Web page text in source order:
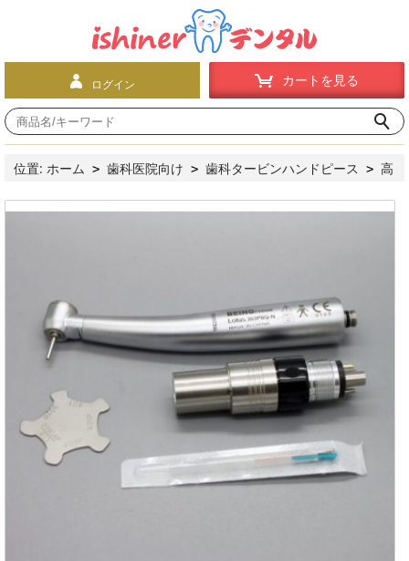
ログイン カートを見る
位置: ホーム > 歯科医院向け > 歯科タービンハンドピース > 高
ービンLotus-303PBQ-N（LEDライト付き、NSK交換、カップリン